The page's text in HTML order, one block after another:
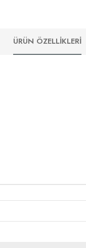
ÜRÜN ÖZELLIKLERI